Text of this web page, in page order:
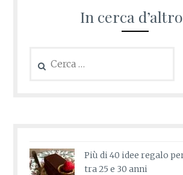
In cerca
per:
Più di 40 idee regalo
tra 25 e 30 anni